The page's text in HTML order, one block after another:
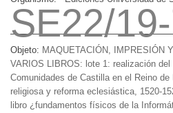
SE22/
Objeto: MAQUETACIÓN, IMPRESIÓN
VARIOS LIBROS: lote 1: realización
Comunidades de Castilla en el Reino
religiosa y reforma eclesiástica, 1520-
libro ¿fundamentos físicos de la